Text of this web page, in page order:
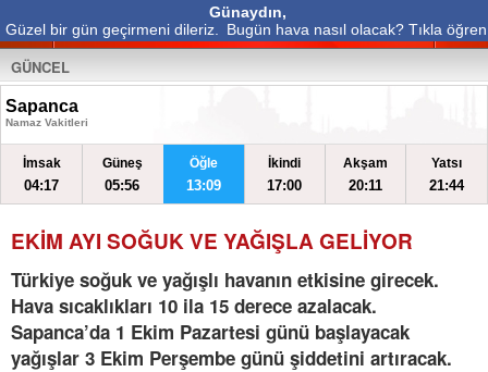
Günaydın,
Güzel bir gün geçirmeni dileriz.
Bugün hava nasıl olacak? Tıkla öğren
GÜNCEL
Sapanca
Namaz Vakitleri
İmsak
04:17
Güneş
05:56
Öğle
13:09
İkindi
17:00
Akşam
20:11
Yatsı
21:44
EKİM AYI SOĞUK VE YAĞIŞLA GELİYOR
Türkiye soğuk ve yağışlı havanın etkisine girecek.
Hava sıcaklıkları 10 ila 15 derece azalacak.
Sapanca’da 1 Ekim Pazartesi günü başlayacak
yağışlar 3 Ekim Perşembe günü şiddetini artıracak.